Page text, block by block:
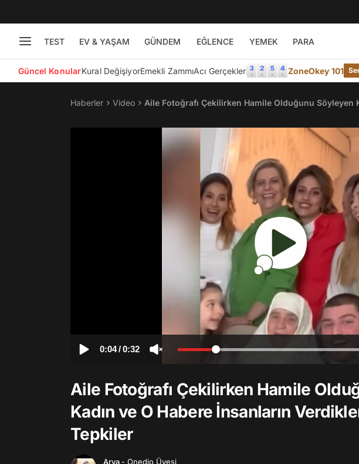
TEST EV & YAŞAM GÜNDEM EĞLENCE YEMEK PARA
Güncel KonularKural DeğişiyorEmekli ZammıAcı Gerçekler ZoneOkey 101
Haberler Video Aile Fotoğrafı Çekilirken Hamile Olduğunu Söyleyen
0:04/0:32
Aile Fotoğrafı Çekilirken Hamile
Kadın ve O Habere İnsanların
Tepkiler
Arya - Onedio Üyesi